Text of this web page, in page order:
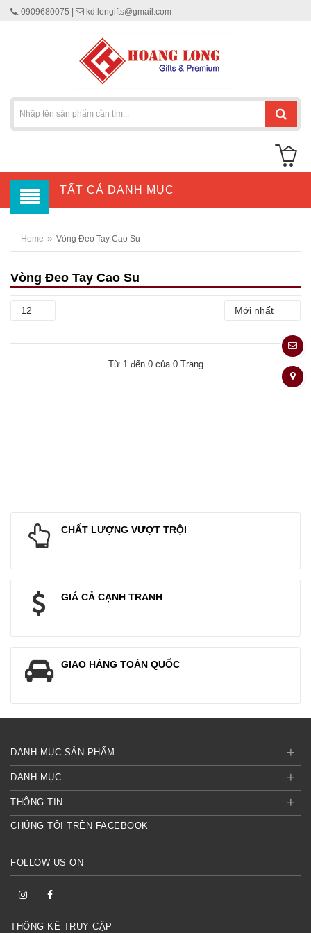
: 0909680075 | kd.longifts@gmail.com
TẤT CẢ DANH MỤC
Home » Vòng Đeo Tay Cao Su
Vòng Đeo Tay Cao Su
Từ 1 đến 0 của 0 Trang
CHẤT LƯỢNG VƯỢT TRỘI
GIÁ CẢ CẠNH TRANH
GIAO HÀNG TOÀN QUỐC
DANH MỤC SẢN PHẨM +
DANH MỤC +
THÔNG TIN +
CHÚNG TÔI TRÊN FACEBOOK
FOLLOW US ON
THỐNG KÊ TRUY CẬP